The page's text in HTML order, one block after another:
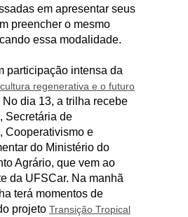
em apresentar seus
preencher o mesmo
essa modalidade.
participação intensa da
regenerativa e o futuro
No dia 13, a trilha recebe
Secretária de
Cooperativismo e
do Ministério do
Agrário, que vem ao
da UFSCar. Na manhã
terá momentos de
projeto Transição Tropical